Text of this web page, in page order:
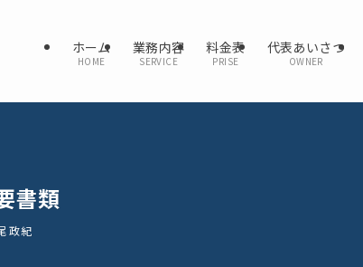
ホーム
HOME
業務内容
SERVICE
料金表
PRISE
代表あいさつ
OWNER
書類
政紀